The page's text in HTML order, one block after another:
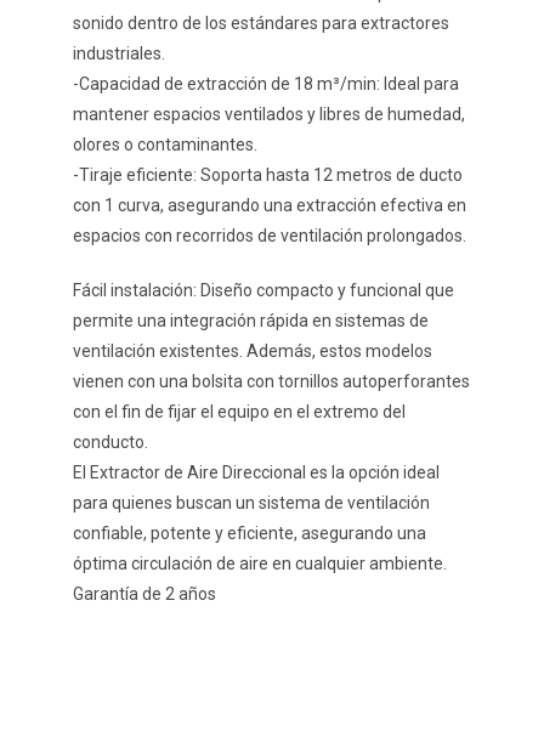
sonido dentro de los estándares para extractores
industriales.
-Capacidad de extracción de 18 m³/min: Ideal para
mantener espacios ventilados y libres de humedad,
olores o contaminantes.
-Tiraje eficiente: Soporta hasta 12 metros de ducto
con 1 curva, asegurando una extracción efectiva en
espacios con recorridos de ventilación prolongados.
Fácil instalación: Diseño compacto y funcional que
permite una integración rápida en sistemas de
ventilación existentes. Además, estos modelos
vienen con una bolsita con tornillos autoperforantes
con el fin de fijar el equipo en el extremo del
conducto.
El Extractor de Aire Direccional es la opción ideal
para quienes buscan un sistema de ventilación
confiable, potente y eficiente, asegurando una
óptima circulación de aire en cualquier ambiente.
Garantía de 2 años